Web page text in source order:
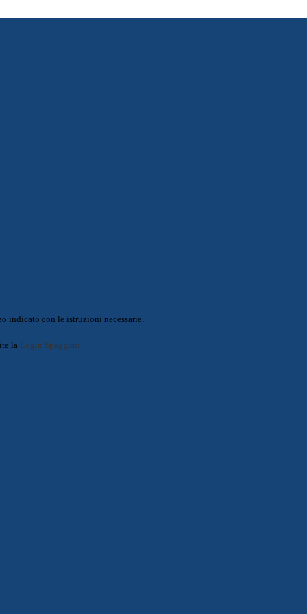
indicato con le istruzioni necessarie.
la Login Spaggiari